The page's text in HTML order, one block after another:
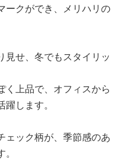
ークができ、メリハリの
見せ、冬でもスタイリッ
く上品で、オフィスから
します。
ェック柄が、季節感のあ